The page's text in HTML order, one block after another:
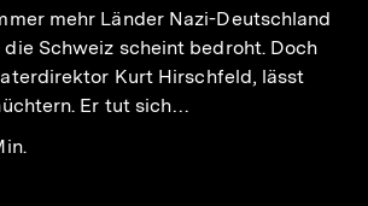
mehr Länder Nazi-Deutschland
Schweiz scheint bedroht. Doch
Kurt Hirschfeld, lässt
Er tut sich…